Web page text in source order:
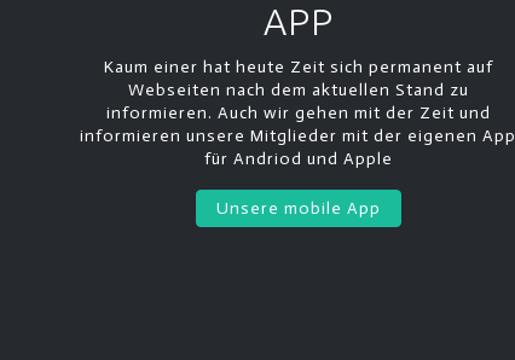
APP
Kaum einer hat heute Zeit sich permanent auf
Webseiten nach dem aktuellen Stand zu
informieren. Auch wir gehen mit der Zeit und
informieren unsere Mitglieder mit der eigenen App
für Andriod und Apple
Unsere mobile App